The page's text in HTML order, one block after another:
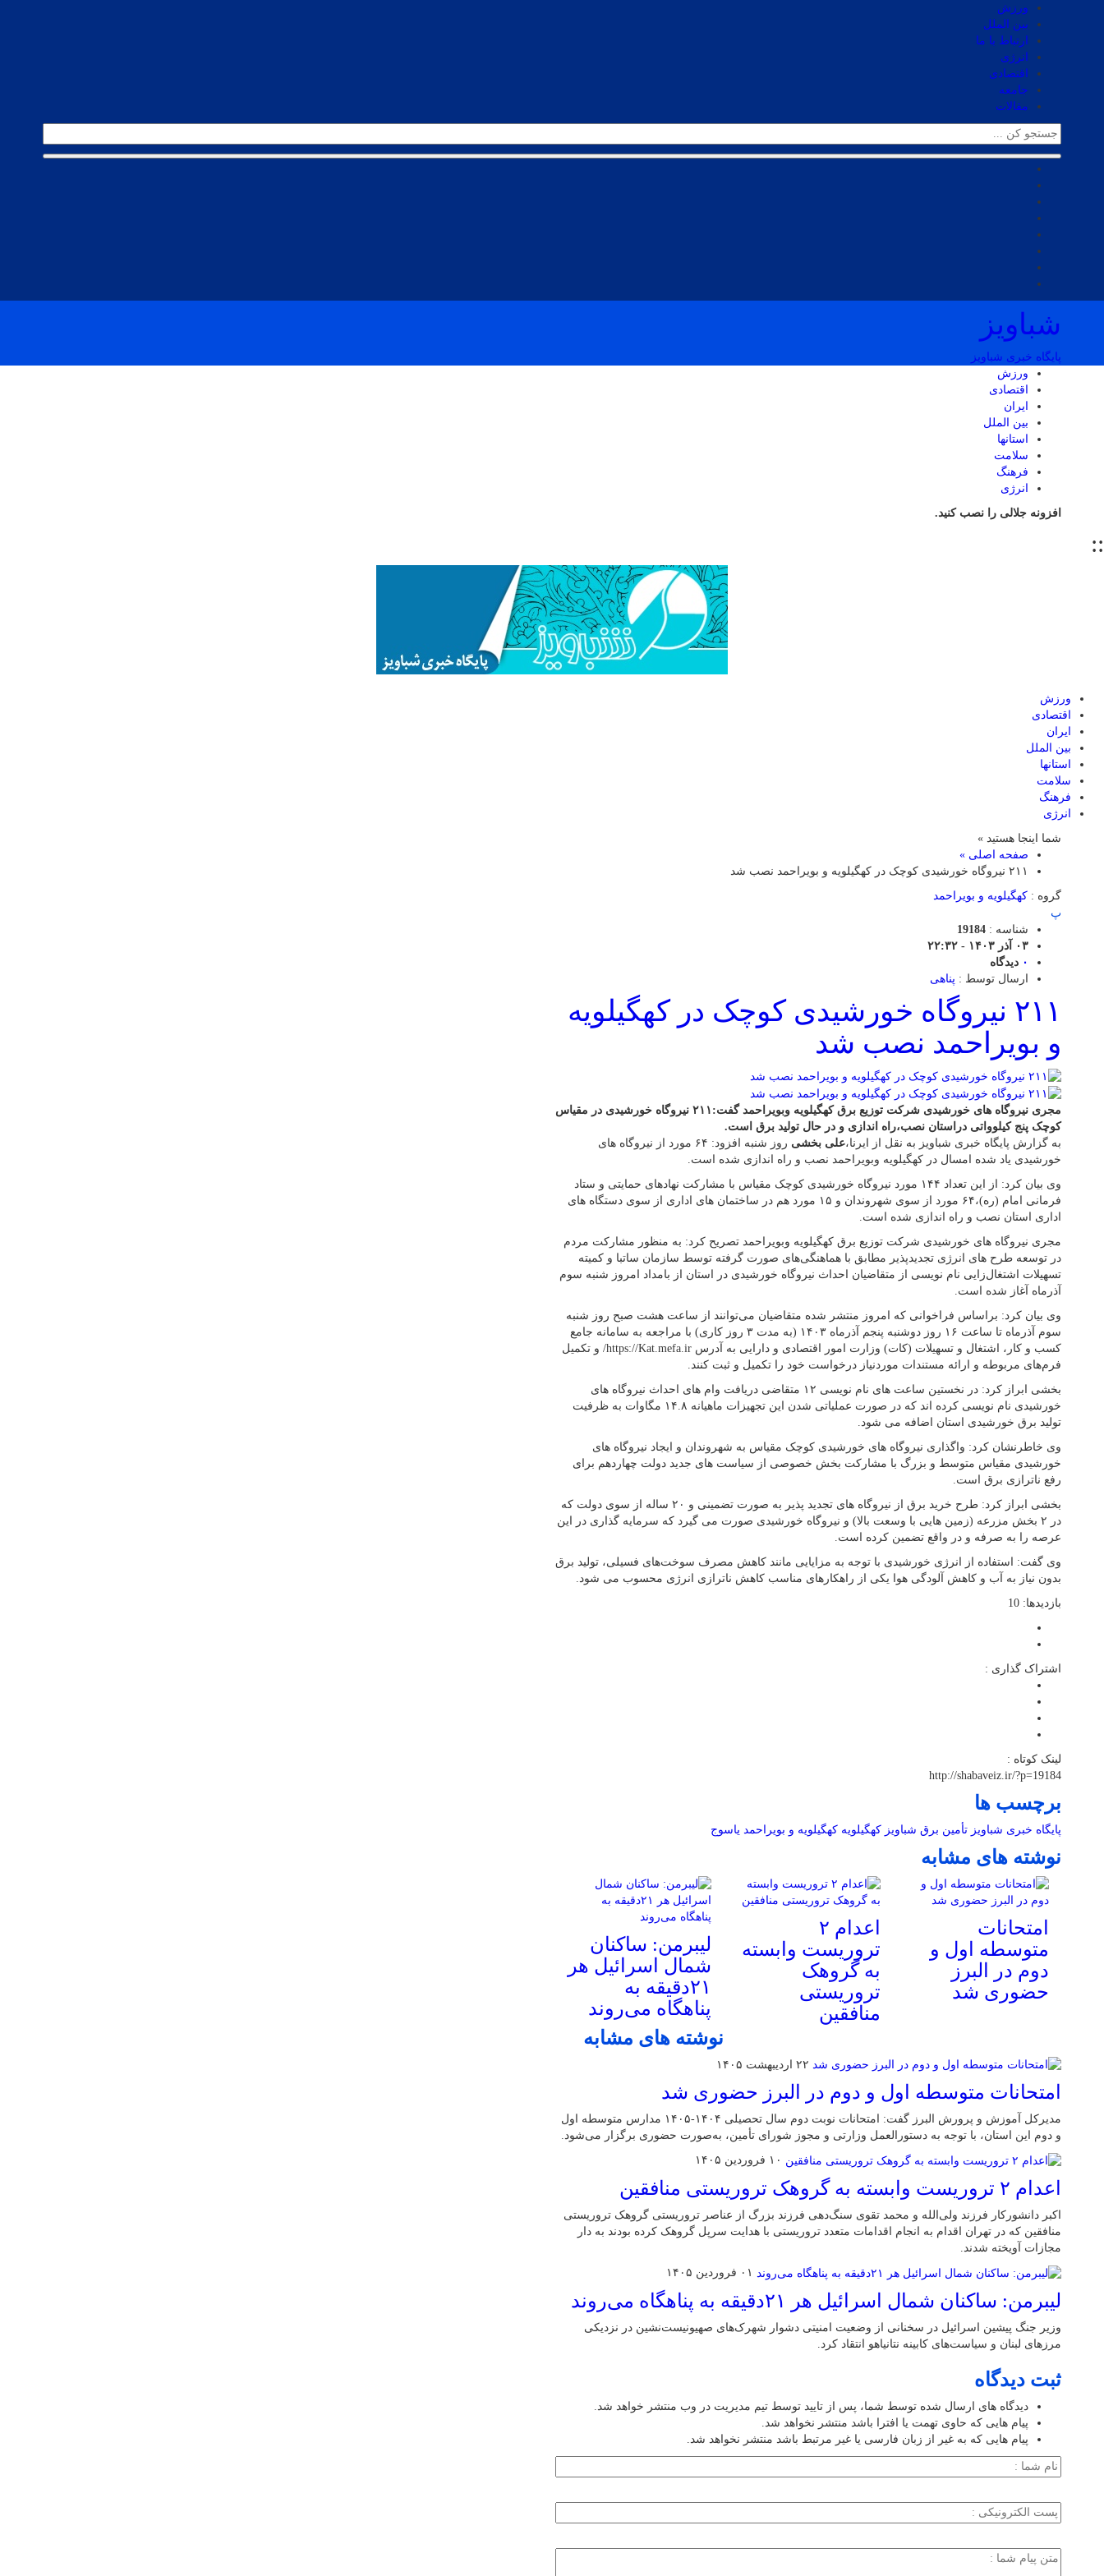
ورزش
بین الملل
ارتباط با ما
انرژی
اقتصادی
جامعه
مقالات
شباویز
پایگاه خبری شباویز
ورزش
اقتصادی
ایران
بین الملل
استانها
سلامت
فرهنگ
انرژی
افزونه جلالی را نصب کنید.
::
ورزش
اقتصادی
ایران
بین الملل
استانها
سلامت
فرهنگ
انرژی
شما اینجا هستید »
صفحه اصلی »
۲۱۱ نیروگاه خورشیدی کوچک در کهگیلویه و بویراحمد نصب شد
گروه : کهگیلویه و بویراحمد
پ
شناسه : 19184
۰۳ آذر ۱۴۰۳ - ۲۲:۳۲
۰ دیدگاه
ارسال توسط : پناهی
۲۱۱ نیروگاه خورشیدی کوچک در کهگیلویه
و بویراحمد نصب شد
مجری نیروگاه های خورشیدی شرکت توزیع برق کهگیلویه وبویراحمد گفت:۲۱۱ نیروگاه خورشیدی در مقیاس
کوچک پنج کیلوواتی دراستان نصب،راه اندازی و در حال تولید برق است.
به گزارش پایگاه خبری شباویز به نقل از ایرنا،علی بخشی
روز شنبه افزود: ۶۴ مورد از نیروگاه های
خورشیدی یاد شده امسال در کهگیلویه وبویراحمد نصب و راه اندازی شده است.
وی بیان کرد: از این تعداد ۱۴۴ مورد نیروگاه خورشیدی کوچک مقیاس با مشارکت نهادهای حمایتی و ستاد
فرمانی امام (ره)،۶۴ مورد از سوی شهروندان و ۱۵ مورد هم در ساختمان های اداری از سوی دستگاه های
اداری استان نصب و راه اندازی شده است.
مجری نیروگاه های خورشیدی شرکت توزیع برق کهگیلویه وبویراحمد تصریح کرد: به منظور مشارکت مردم
در توسعه طرح های انرژی‌ تجدیدپذیر مطابق با هماهنگی‌های صورت گرفته توسط سازمان ساتبا و کمیته
تسهیلات اشتغال‌زایی نام نویسی از متقاضیان احداث نیروگاه خورشیدی در استان از بامداد امروز شنبه سوم
آذرماه آغاز شده است.
وی بیان کرد: براساس فراخوانی که امروز منتشر شده متقاضیان می‌توانند از ساعت هشت صبح روز شنبه
سوم آذرماه تا ساعت ۱۶ روز دوشنبه پنجم آذرماه ۱۴۰۳ (به مدت ۳ روز کاری) با مراجعه به سامانه جامع
کسب و کار، اشتغال و تسهیلات (کات) وزارت امور اقتصادی و دارایی به آدرس https://Kat.mefa.ir/ و تکمیل
فرم‌های مربوطه و ارائه مستندات موردنیاز درخواست‌ خود را تکمیل و ثبت کنند.
بخشی ابراز کرد: در نخستین ساعت های نام نویسی ۱۲ متقاضی دریافت وام های احداث نیروگاه های
خورشیدی نام نویسی کرده اند که در صورت عملیاتی شدن این تجهیزات ماهیانه ۱۴.۸ مگاوات به ظرفیت
تولید برق خورشیدی استان اضافه می شود.
وی خاطرنشان کرد: واگذاری نیروگاه های خورشیدی کوچک مقیاس به شهروندان و ایجاد نیروگاه های
خورشیدی مقیاس متوسط و بزرگ با مشارکت بخش خصوصی از سیاست های جدید دولت چهاردهم برای
رفع ناترازی برق است.
بخشی ابراز کرد: طرح خرید برق از نیروگاه های تجدید پذیر به صورت تضمینی و ۲۰ ساله از سوی دولت که
در ۲ بخش مزرعه (زمین هایی با وسعت بالا) و نیروگاه خورشیدی صورت می گیرد که سرمایه گذاری در این
عرصه را به صرفه و در واقع تضمین کرده است.
وی گفت: استفاده از انرژی خورشیدی با توجه به مزایایی مانند کاهش مصرف سوخت‌های فسیلی، تولید برق
بدون نیاز به آب و کاهش آلودگی هوا یکی از راهکارهای مناسب کاهش ناترازی انرژی محسوب می شود.
بازدیدها: 10
اشتراک گذاری :
لینک کوتاه :
http://shabaveiz.ir/?p=19184
برچسب ها
پایگاه خبری شباویز تأمین برق شباویز کهگیلویه کهگیلویه و بویراحمد یاسوج
نوشته های مشابه
امتحانات
متوسطه اول و
دوم در البرز
حضوری شد
اعدام ۲
تروریست وابسته
به گروهک
تروریستی
منافقین
لیبرمن: ساکنان
شمال اسرائیل هر
۲۱دقیقه به
پناهگاه می‌روند
نوشته های مشابه
۲۲ اردیبهشت ۱۴۰۵
امتحانات متوسطه اول و دوم در البرز حضوری شد
مدیرکل آموزش و پرورش البرز گفت: امتحانات نوبت دوم سال تحصیلی ۱۴۰۴-۱۴۰۵ مدارس متوسطه اول
و دوم این استان، با توجه به دستورالعمل وزارتی و مجوز شورای تأمین، به‌صورت حضوری برگزار می‌شود.
۱۰ فروردین ۱۴۰۵
اعدام ۲ تروریست وابسته به گروهک تروریستی منافقین
اکبر دانشورکار فرزند ولی‌الله و محمد تقوی سنگ‌دهی فرزند بزرگ از عناصر تروریستی گروهک تروریستی
منافقین که در تهران اقدام به انجام اقدامات متعدد تروریستی با هدایت سرپل گروهک کرده بودند به دار
مجازات آویخته شدند.
۰۱ فروردین ۱۴۰۵
لیبرمن: ساکنان شمال اسرائیل هر ۲۱دقیقه به پناهگاه می‌روند
وزیر جنگ پیشین اسرائیل در سخنانی از وضعیت امنیتی دشوار شهرک‌های صهیونیست‌نشین در نزدیکی
مرزهای لبنان و سیاست‌های کابینه نتانیاهو انتقاد کرد.
ثبت دیدگاه
دیدگاه های ارسال شده توسط شما، پس از تایید توسط تیم مدیریت در وب منتشر خواهد شد.
پیام هایی که حاوی تهمت یا افترا باشد منتشر نخواهد شد.
پیام هایی که به غیر از زبان فارسی یا غیر مرتبط باشد منتشر نخواهد شد.